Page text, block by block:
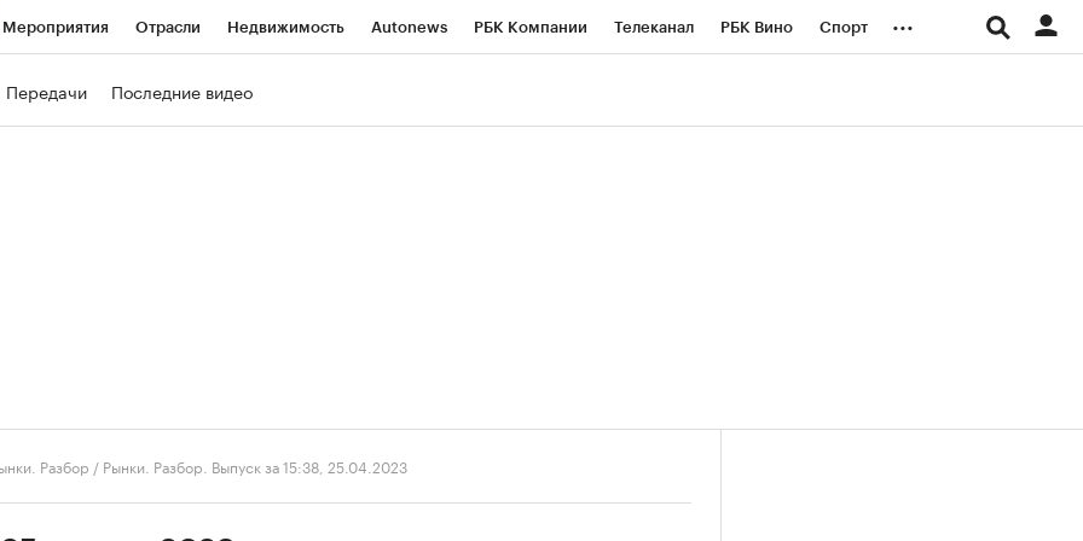
Мероприятия Отрасли Недвижимость Autonews РБК Компании Телеканал РБК Вино Спорт ...
Передачи Последние видео
Разбор / Рынки. Разбор. Выпуск за 15:38, 25.04.2023